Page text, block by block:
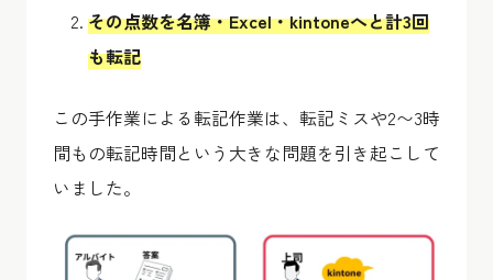
その点数を名簿・Excel・kintoneへと計3回
も転記
この手作業による転記作業は、転記ミスや2〜3時
間もの転記時間という大きな問題を引き起こして
いました。